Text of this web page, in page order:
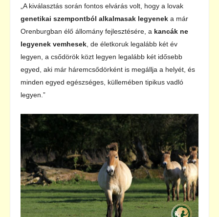
„A kiválasztás során fontos elvárás volt, hogy a lovak
genetikai szempontból alkalmasak legyenek a már
Orenburgban élő állomány fejlesztésére, a kancák ne
legyenek vemhesek , de életkoruk legalább két év
legyen, a csődörök közt legyen legalább két idősebb
egyed, aki már háremcsődörként is megállja a helyét, és
minden egyed egészséges, küllemében tipikus vadló
legyen.”